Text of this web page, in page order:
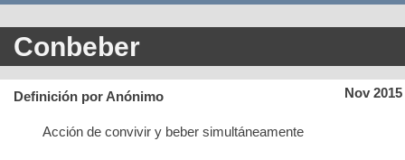
Conbeber
Nov 2015
Definición por Anónimo
Acción de convivir y beber simultáneamente